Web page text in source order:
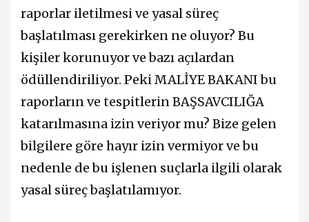
raporlar iletilmesi ve yasal süreç
başlatılması gerekirken ne oluyor? Bu
kişiler korunuyor ve bazı açılardan
ödüllendiriliyor. Peki MALİYE BAKANI bu
raporların ve tespitlerin BAŞSAVCILIĞA
katarılmasına izin veriyor mu? Bize gelen
bilgilere göre hayır izin vermiyor ve bu
nedenle de bu işlenen suçlarla ilgili olarak
yasal süreç başlatılamıyor.